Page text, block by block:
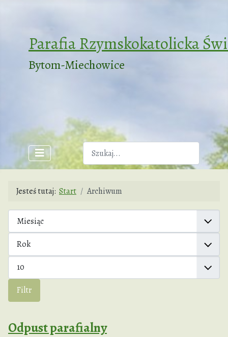
Parafia Rzymskokatolicka
Bytom-Miechowice
Szukaj
Jesteś tutaj: Start Archiwum
Filtry
Miesiąc
Pokaż #
Filtr
Odpust parafialny